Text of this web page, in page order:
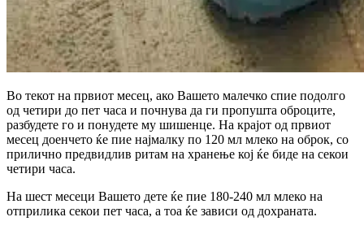
Во текот на првиот месец, ако Вашето малечко спие подолго
од четири до пет часа и почнува да ги пропушта оброците,
разбудете го и понудете му шишенце. На крајот од првиот
месец доенчето ќе пие најмалку по 120 мл млеко на оброк, со
прилично предвидлив ритам на хранење кој ќе биде на секои
четири часа.
На шест месеци Вашето дете ќе пие 180-240 мл млеко на
отприлика секои пет часа, а тоа ќе зависи од дохраната.